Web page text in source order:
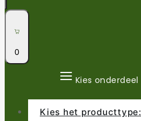
0
Kies onderdeel
Kies het producttype: